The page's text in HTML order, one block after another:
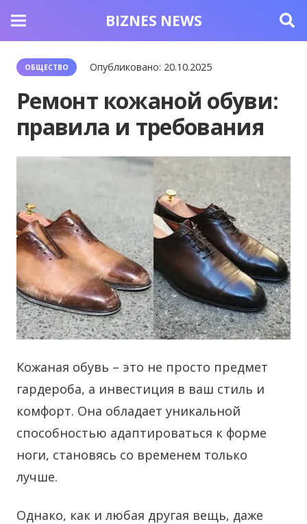
BIZNES NEWS
ОБЩЕСТВО Опубликовано: 20.10.2025
Ремонт кожаной обуви:
правила и требования
Кожаная обувь – это не просто предмет
гардероба, а инвестиция в ваш стиль и
комфорт. Она обладает уникальной
способностью адаптироваться к форме
ноги, становясь со временем только
лучше.
Однако, как и любая другая вещь, даже